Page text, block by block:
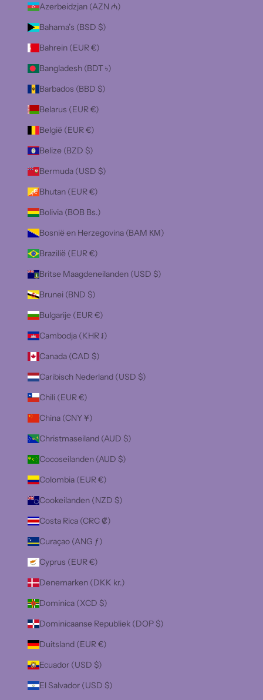
Azerbeidzjan (AZN ₼)
Bahama’s (BSD $)
Bahrein (EUR €)
Bangladesh (BDT ৳)
Barbados (BBD $)
Belarus (EUR €)
België (EUR €)
Belize (BZD $)
Bermuda (USD $)
Bhutan (EUR €)
Bolivia (BOB Bs.)
Bosnië en Herzegovina (BAM КМ)
Brazilië (EUR €)
Britse Maagdeneilanden (USD $)
Brunei (BND $)
Bulgarije (EUR €)
Cambodja (KHR ៛)
Canada (CAD $)
Caribisch Nederland (USD $)
Chili (EUR €)
China (CNY ¥)
Christmaseiland (AUD $)
Cocoseilanden (AUD $)
Colombia (EUR €)
Cookeilanden (NZD $)
Costa Rica (CRC ₡)
Curaçao (ANG ƒ)
Cyprus (EUR €)
Denemarken (DKK kr.)
Dominica (XCD $)
Dominicaanse Republiek (DOP $)
Duitsland (EUR €)
Ecuador (USD $)
El Salvador (USD $)